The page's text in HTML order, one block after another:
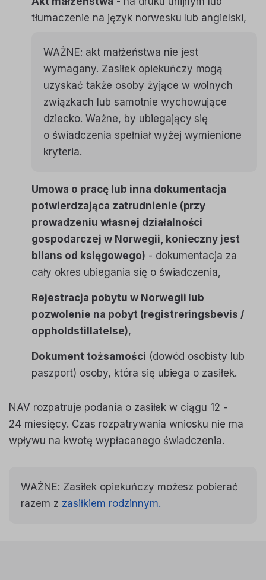
tłumaczenie na język norwesku lub angielski,
WAŻNE: akt małżeństwa nie jest
wymagany. Zasiłek opiekuńczy mogą
uzyskać także osoby żyjące w wolnych
związkach lub samotnie wychowujące
dziecko. Ważne, by ubiegający się
o świadczenia spełniał wyżej wymienione
kryteria.
Umowa o pracę lub inna dokumentacja
potwierdzająca zatrudnienie (przy
prowadzeniu własnej działalności
gospodarczej w Norwegii, konieczny jest
bilans od księgowego) - dokumentacja za
cały okres ubiegania się o świadczenia,
Rejestracja pobytu w Norwegii lub
pozwolenie na pobyt (registreringsbevis /
oppholdstillatelse),
Dokument tożsamości (dowód osobisty lub
paszport) osoby, która się ubiega o zasiłek.
NAV rozpatruje podania o zasiłek w ciągu 12 -
24 miesięcy. Czas rozpatrywania wniosku nie ma
wpływu na kwotę wypłacanego świadczenia.
WAŻNE: Zasiłek opiekuńczy możesz pobierać
razem z zasiłkiem rodzinnym.